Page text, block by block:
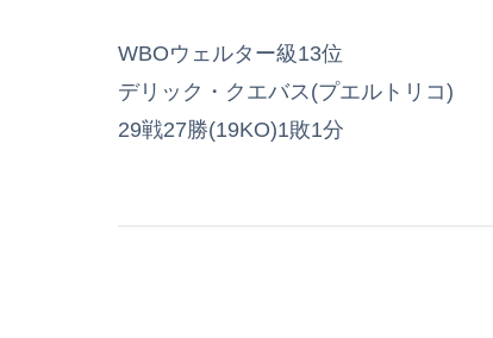
WBOウェルター級13位
デリック・クエバス(プエルトリコ)
29戦27勝(19KO)1敗1分